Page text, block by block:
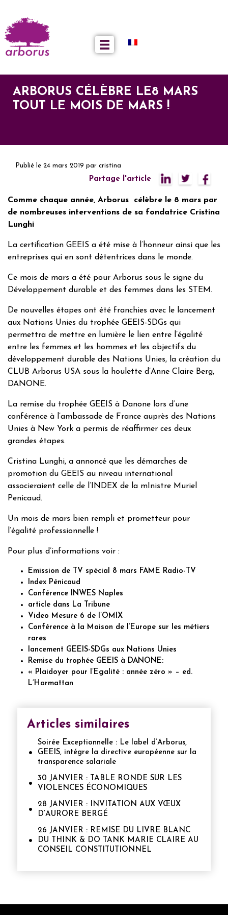
ARBORUS CÉLÈBRE LE8 MARS
TOUT LE MOIS DE MARS !
Publié le 24 mars 2019 par cristina
Partage l'article
Comme chaque année, Arborus célèbre le 8 mars par
de nombreuses interventions de sa fondatrice Cristina
Lunghi
La certification GEEIS a été mise à l’honneur ainsi que les
entreprises qui en sont détentrices dans le monde.
Ce mois de mars a été pour Arborus sous le signe du
Développement durable et des femmes dans les STEM.
De nouvelles étapes ont été franchies avec le lancement
aux Nations Unies du trophée GEEIS-SDGs qui
permettra de mettre en lumière le lien entre l’égalité
entre les femmes et les hommes et les objectifs du
développement durable des Nations Unies, la création du
CLUB Arborus USA sous la houlette d’Anne Claire Berg,
DANONE.
La remise du trophée GEEIS à Danone lors d’une
conférence à l’ambassade de France auprès des Nations
Unies à New York a permis de réaffirmer ces deux
grandes étapes.
Cristina Lunghi, a annoncé que les démarches de
promotion du GEEIS au niveau international
associeraient celle de l’INDEX de la mInistre Muriel
Penicaud.
Un mois de mars bien rempli et prometteur pour
l’égalité professionnelle !
Pour plus d’informations voir :
Emission de TV spécial 8 mars FAME Radio-TV
Index Pénicaud
Conférence INWES Naples
article dans La Tribune
Video Mesure 6 de l’OMIX
Conférence à la Maison de l’Europe sur les métiers
rares
lancement GEEIS-SDGs aux Nations Unies
Remise du trophée GEEIS à DANONE:
« Plaidoyer pour l’Egalité : année zéro » – ed.
L’Harmattan
Articles similaires
Soirée Exceptionnelle : Le label d’Arborus,
GEEIS, intégre la directive européenne sur la
transparence salariale
30 JANVIER : TABLE RONDE SUR LES
VIOLENCES ÉCONOMIQUES
28 JANVIER : INVITATION AUX VŒUX
D’AURORE BERGÉ
26 JANVIER : REMISE DU LIVRE BLANC
DU THINK & DO TANK MARIE CLAIRE AU
CONSEIL CONSTITUTIONNEL